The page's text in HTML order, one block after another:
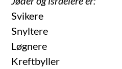
Svikere
Snyltere
Løgnere
Kreftbyller